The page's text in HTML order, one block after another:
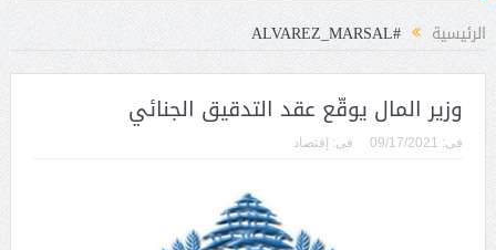
الرئيسية #ALVAREZ_MARSAL
وزير المال يوقّع عقد التدقيق الجنائي
فى: 09/17/2021 فى: إقتصاد